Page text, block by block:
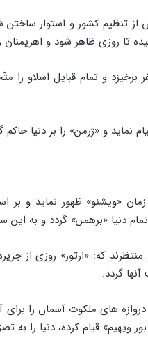
تنظیم کشور و استوار ساختن
تا روزى ظاهر شود و اهریمنان
و تمام قبایل اسلاو را
زمان «ویشنو» ظهور نماید و
دنیا «برهمن» گردد و به این
که: «ارتور» روزى از
گردد.
ویهیم» قیام کرده، دنیا را به